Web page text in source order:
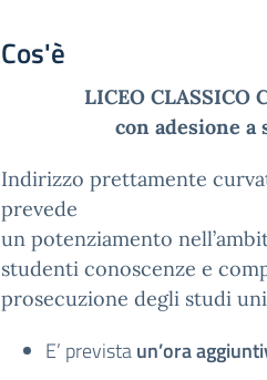
Cos'è
LICEO CLASSICO
con adesione
Indirizzo prettamente
prevede
un potenziamento
studenti conoscenze e
prosecuzione degli studi
E’ previstaun’ora